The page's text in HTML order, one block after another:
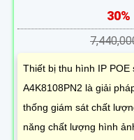
30%
Thiết bị thu hình IP POE
A4K8108PN2 là giải
thống giám sát chất
năng chất lượng hình